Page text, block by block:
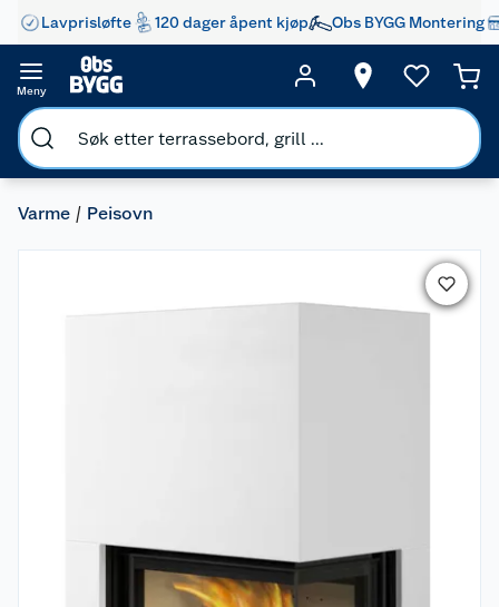
Lavprisløfte 120 dager åpent kjøp Obs BYGG Montering
Meny
Varme Peisovn